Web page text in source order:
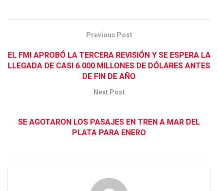
Previous Post
EL FMI APROBÓ LA TERCERA REVISIÓN Y SE ESPERA LA
LLEGADA DE CASI 6.000 MILLONES DE DÓLARES ANTES
DE FIN DE AÑO
Next Post
SE AGOTARON LOS PASAJES EN TREN A MAR DEL
PLATA PARA ENERO